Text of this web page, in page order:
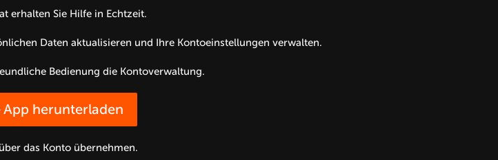
erhalten Sie Hilfe in Echtzeit.
Daten aktualisieren und Ihre Kontoeinstellungen verwalten.
Bedienung die Kontoverwaltung.
herunterladen
das Konto übernehmen.